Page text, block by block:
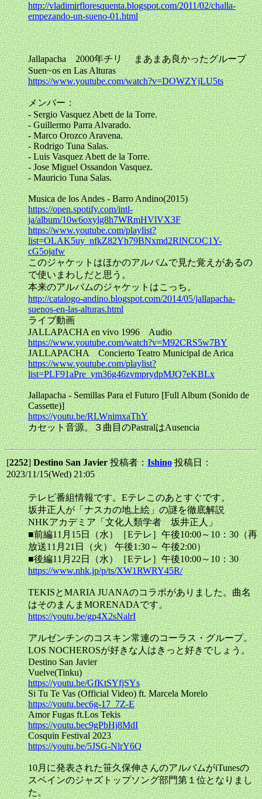
http://vladimirfloresquenta.blogspot.com/2011/02/challa-
empezando-un-sueno-01.html
Jallapacha 2000年チリ まあまあ良かったグループ
Suen~os en Las Alturas
https://www.youtube.com/watch?v=DOWZYjLU5ts
メンバー：
- Sergio Vasquez Abett de la Torre.
- Guillermo Parra Alvarado.
- Marco Orozco Aravena.
- Rodrigo Tuna Salas.
- Luis Vasquez Abett de la Torre.
- Jose Miguel Ossandon Vasquez.
- Mauricio Tuna Salas.
Musica de los Andes - Barro Andino(2015)
https://open.spotify.com/intl-
ja/album/10w6oxylg8h7WRmHVlVX3F
https://www.youtube.com/playlist?
list=OLAK5uy_nfkZ82Yh79BNxmd2RlNCOC1Y-
cG5ojafw
このジャケットはほかのアルバムで見た覚えがあるの
で使いまわしだと思う。
本来のアルバムのジャケットはこっち。
http://catalogo-andino.blogspot.com/2014/05/jallapacha-
suenos-en-las-alturas.html
ライブ動画
JALLAPACHA en vivo 1996 Audio
https://www.youtube.com/watch?v=M92CRS5w7BY
JALLAPACHA Concierto Teatro Municipal de Arica
https://www.youtube.com/playlist?
list=PLF91aPre_ym36g46zvmprydpMJQ7eKBLx
Jallapacha - Semillas Para el Futuro [Full Album (Sonido de
Cassette)]
https://youtu.be/RLWnimxaThY
カセット音源。３曲目のPastralはAusencia
[2252]Destino San Javier投稿者：Ishino 投稿日：
2023/11/15(Wed) 21:05
テレビ番組情報です。Eテレこのあとすぐです。
坂井正人が「ナスカの地上絵」の謎を徹底解説
NHKアカデミア「文化人類学者 坂井正人」
■前編11月15日（水）［Eテレ］午後10:00～10：30（再
放送11月21日（火） 午後1:30～ 午後2:00）
■後編11月22日（水）［Eテレ］午後10:00～10：30
https://www.nhk.jp/p/ts/XW1RWRY45R/
TEKISとMARIA JUANAのコラボがありました。曲名
はそのまんまMORENADAです。
https://youtu.be/gp4X2sNalrI
アルゼンチンのコスキン常連のコーラス・グループ。
LOS NOCHEROSが好きな人はきっと好きでしょう。
Destino San Javier
Vuelve(Tinku)
https://youtu.be/GfKtSYfjSYs
Si Tu Te Vas (Official Video) ft. Marcela Morelo
https://youtu.bec6g-17_7Z-E
Amor Fugas ft.Los Tekis
https://youtu.bec9gPbHj8MdI
Cosquin Festival 2023
https://youtu.be/5JSG-NlrY6Q
10月に発表された笹久保伸さんのアルバムがiTunesの
スペインのジャズトップソング部門第１位となりまし
た。